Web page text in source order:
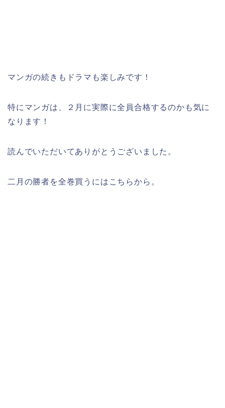
マンガの続きもドラマも楽しみです！
特にマンガは、２月に実際に全員合格するのかも気に
なります！
読んでいただいてありがとうございました。
二月の勝者を全巻買うにはこちらから。